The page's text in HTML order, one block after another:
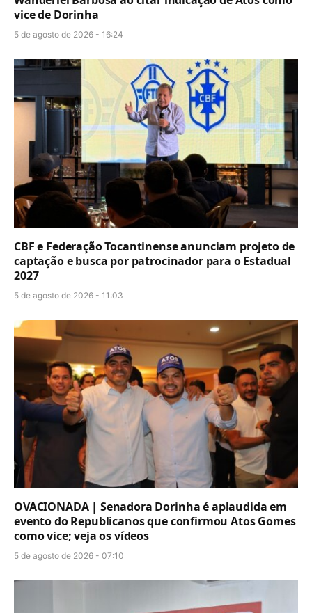
vice de Dorinha
5 de agosto de 2026 - 16:24
CBF e Federação Tocantinense anunciam projeto de
captação e busca por patrocinador para o Estadual
2027
5 de agosto de 2026 - 11:03
OVACIONADA | Senadora Dorinha é aplaudida em
evento do Republicanos que confirmou Atos Gomes
como vice; veja os vídeos
5 de agosto de 2026 - 07:10